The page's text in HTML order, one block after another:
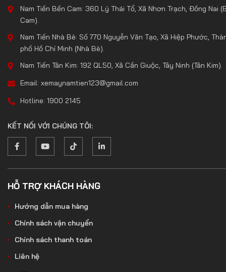
Nam Tiến Bến Cam: 360 Lý Thái Tổ, Xã Nhơn Trạch, Đồng Nai
Cam).
Nam Tiến Nhà Bè: Số 770 Nguyễn Văn Tạo, Xã Hiệp Phước,
phố Hồ Chí Minh (Nhà Bè).
Nam Tiến Tân Kim: 192 QL50, Xã Cần Giuộc, Tây Ninh (Tân Kim).
Email: xemaynamtien123@gmail.com
Hotline: 1900 2145
KẾT NỐI VỚI CHÚNG TÔI:
HỖ TRỢ KHÁCH HÀNG
Hướng dẫn mua hàng
Chính sách vận chuyển
Chính sách thanh toán
Liên hệ